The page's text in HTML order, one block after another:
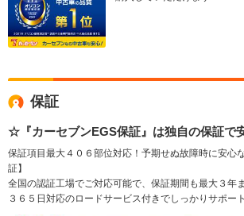
保証
☆『カーセブンEGS保証』は独自の保証で
保証項目最大４０６部位対応！予期せぬ故障時に安心
証】
全国の認証工場でご対応可能で、保証期間も最大３年
３６５日対応のロードサービス付きでしっかりサポー